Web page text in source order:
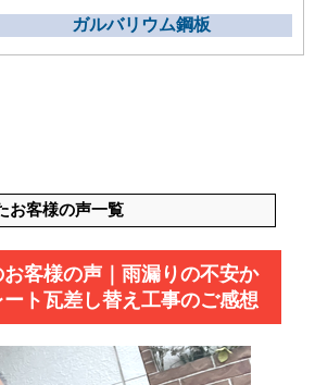
ガルバリウム鋼板
お客様の声一覧
客様の声｜雨漏りの不安か
ト瓦差し替え工事のご感想